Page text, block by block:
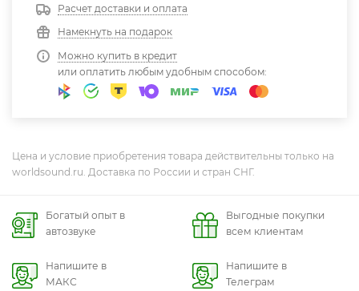
Расчет доставки и оплата
Намекнуть на подарок
Можно купить в кредит
или оплатить любым удобным способом:
Цена и условие приобретения товара действительны только на
worldsound.ru. Доставка по России и стран СНГ.
Богатый опыт в
автозвуке
Выгодные покупки
всем клиентам
Напишите в
МАКС
Напишите в
Телеграм